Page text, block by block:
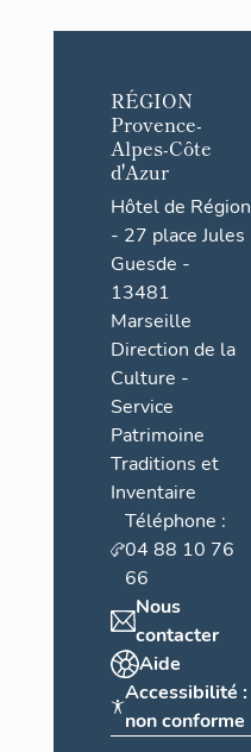
RÉGION
Provence-
Alpes-Côte
d'Azur
Hôtel de Région
- 27 place Jules
Guesde -
13481
Marseille
Direction de la
Culture -
Service
Patrimoine
Traditions et
Inventaire
Téléphone :
04 88 10 76
66
Nous
contacter
Aide
Accessibilité :
non conforme